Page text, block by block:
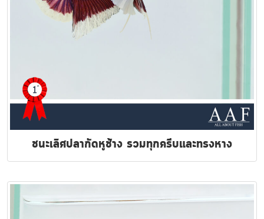
ชนะเลิศปลากัดหูช้าง รวมทุกครีบและทรงหาง